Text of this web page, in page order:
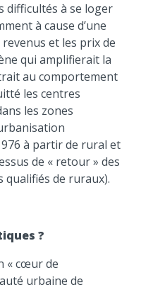
difficultés à se loger
à cause d’une
et les prix de
qui amplifierait la
au comportement
les centres
les zones
à partir de rural et
de « retour » des
qualifiés de ruraux).
?
« cœur de
urbaine de